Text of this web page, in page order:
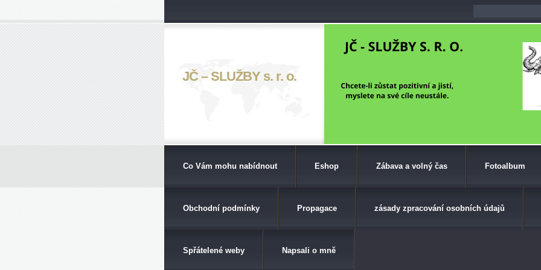
JČ – SLUŽBY s. r. o.
Co Vám mohu nabídnout Eshop Zábava a volný čas Fotoalbum
Obchodní podmínky Propagace zásady zpracování osobních údajů
Spřátelené weby Napsali o mně